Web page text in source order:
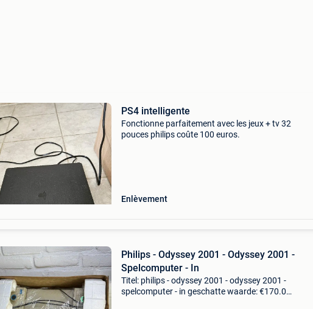
PS4 intelligente
Fonctionne parfaitement avec les jeux + tv 32
pouces philips coûte 100 euros.
Enlèvement
Philips - Odyssey 2001 - Odyssey 2001 -
Spelcomputer - In
Titel: philips - odyssey 2001 - odyssey 2001 -
spelcomputer - in geschatte waarde: €170.0